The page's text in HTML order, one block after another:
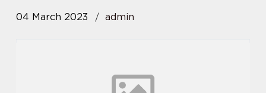
04 March 2023 admin